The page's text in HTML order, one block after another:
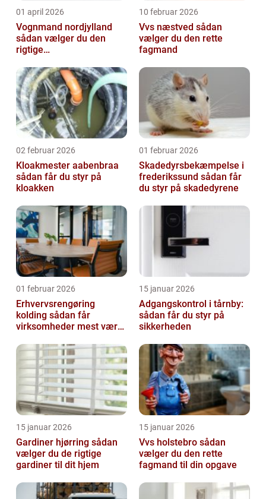
01 april 2026
Vognmand nordjylland
sådan vælger du den
rigtige
10 februar 2026
Vvs næstved sådan
vælger du den rette
fagmand
02 februar 2026
Kloakmester aabenbraa
sådan får du styr på
kloakken
01 februar 2026
Skadedyrsbekæmpelse i
frederikssund sådan får
du styr på skadedyrene
01 februar 2026
Erhvervsrengøring
kolding sådan får
virksomheder mest værdi
15 januar 2026
Adgangskontrol i tårnby:
sådan får du styr på
sikkerheden
15 januar 2026
Gardiner hjørring sådan
vælger du de rigtige
gardiner til dit hjem
15 januar 2026
Vvs holstebro sådan
vælger du den rette
fagmand til din opgave